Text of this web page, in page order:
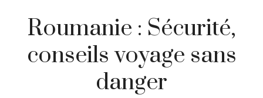
Roumanie : Sécurité,
conseils voyage sans
danger